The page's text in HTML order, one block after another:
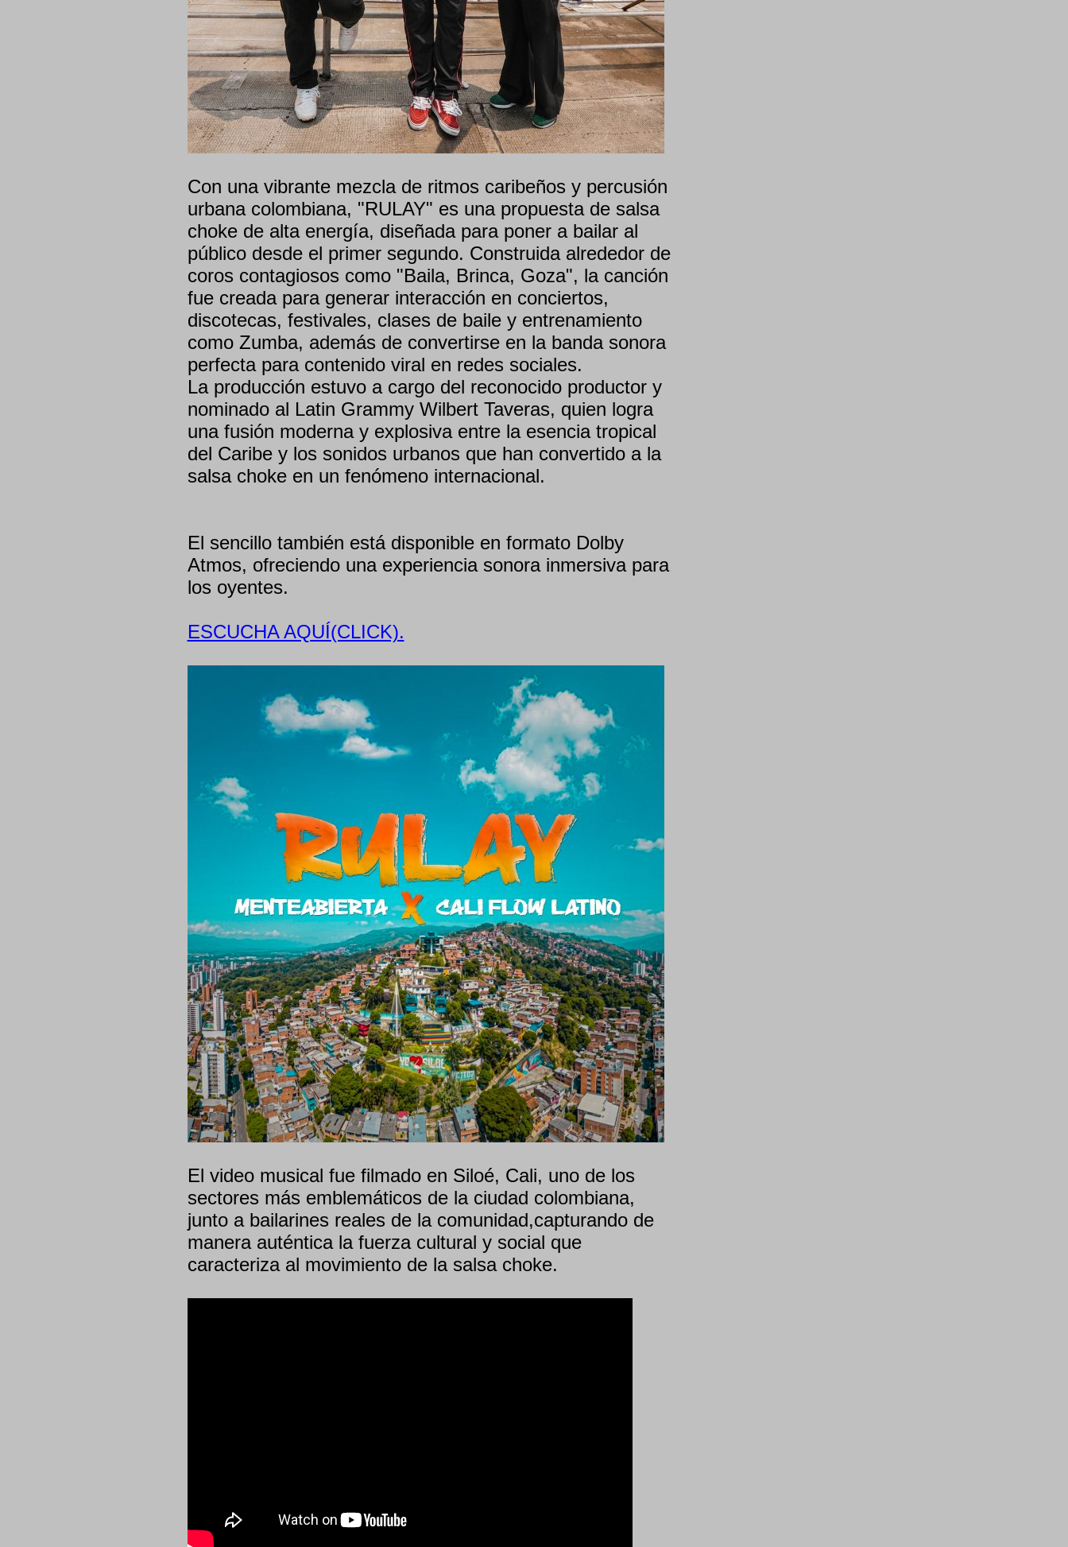
Con una vibrante mezcla de ritmos caribeños y percusión
urbana colombiana, "RULAY" es una propuesta de salsa
choke de alta energía, diseñada para poner a bailar al
público desde el primer segundo. Construida alrededor de
coros contagiosos como "Baila, Brinca, Goza", la canción
fue creada para generar interacción en conciertos,
discotecas, festivales, clases de baile y entrenamiento
como Zumba, además de convertirse en la banda sonora
perfecta para contenido viral en redes sociales.
La producción estuvo a cargo del reconocido productor y
nominado al Latin Grammy Wilbert Taveras, quien logra
una fusión moderna y explosiva entre la esencia tropical
del Caribe y los sonidos urbanos que han convertido a la
salsa choke en un fenómeno internacional.
El sencillo también está disponible en formato Dolby
Atmos, ofreciendo una experiencia sonora inmersiva para
los oyentes.
ESCUCHA AQUÍ(CLICK).
El video musical fue filmado en Siloé, Cali, uno de los
sectores más emblemáticos de la ciudad colombiana,
junto a bailarines reales de la comunidad,capturando de
manera auténtica la fuerza cultural y social que
caracteriza al movimiento de la salsa choke.